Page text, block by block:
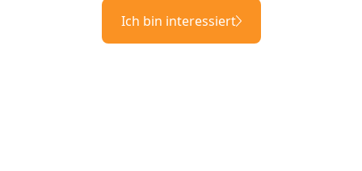
Ich bin interessiert